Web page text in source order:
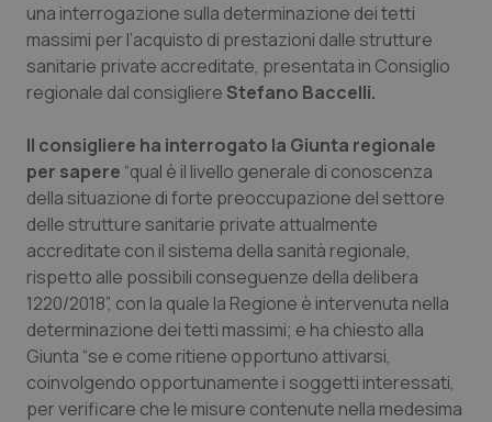
Piemonte
Provincia Autonoma di Bolzano
Provincia Autonoma di Trento
Puglia
Sardegna
Sicilia
Toscana
HIV
Infezioni & Febbre
Ipertensione & Scompenso
Malattie rare
Malattia di Crohn & Rettocolite Ulcerosa
Neuroscienze & patologie neurodegenerative
Obesità
una interrogazione sulla determinazione dei tetti
massimi per l’acquisto di prestazioni dalle strutture
sanitarie private accreditate, presentata in Consiglio
regionale dal consigliere Stefano Baccelli.
Il consigliere ha interrogato la Giunta regionale
per sapere “qual è il livello generale di conoscenza
della situazione di forte preoccupazione del settore
delle strutture sanitarie private attualmente
accreditate con il sistema della sanità regionale,
rispetto alle possibili conseguenze della delibera
1220/2018”, con la quale la Regione è intervenuta nella
determinazione dei tetti massimi; e ha chiesto alla
Giunta “se e come ritiene opportuno attivarsi,
coinvolgendo opportunamente i soggetti interessati,
per verificare che le misure contenute nella medesima